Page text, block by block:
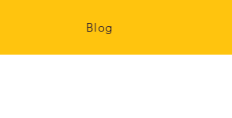
Blog